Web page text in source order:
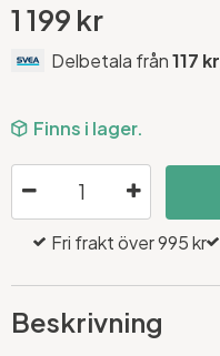
1 199 kr
Delbetala från117 kr
Finns i lager.
Fri frakt över 995 kr
Beskrivning